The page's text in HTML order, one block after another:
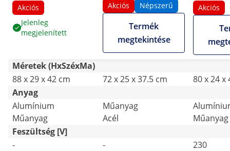
vágási mélység
Akciós
Jelenleg
megjelenített
Akciós Népszerű
Termék
megtekintése
mélység
Akciós
Méretek (HxSzéxMa)
88 x 29 x 42 cm
72 x 25 x 37.5 cm
80 x 24 x
Anyag
Alumínium
Műanyag
Műanyag
Acél
Műanyag
Feszültség [V]
-
-
230